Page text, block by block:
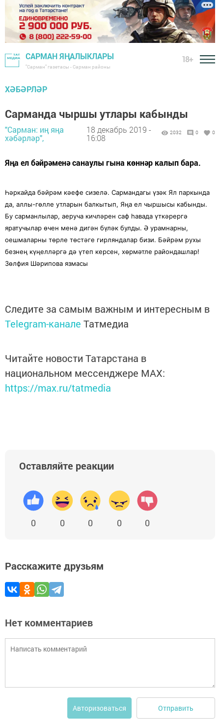
САРМАН ЯҢАЛЫКЛАРЫ
"Сарман" газетасы - Сарман районы
18+
ХӘБӘРЛӘР
Сарманда чыршы утлары кабынды
"Сарман: иң яңа
хәбәрләр",
18 декабрь 2019 -
16:08
2032 0 0
Яңа ел бәйрәменә санаулы гына көннәр калып бара.
Һәркайда бәйрәм кәефе сизелә. Сармандагы үзәк Ял паркында
да, аллы-гөлле утларын балкытып, Яңа ел чыршысы кабынды.
Бу сарманлылар, аеруча кичләрен саф һавада үткәрергә
яратучылар өчен менә дигән бүләк булды. Ә урамнарны,
оешмаларны төрле төстәге гирляндалар бизи. Бәйрәм рухы
безнең күңелләргә дә үтеп керсен, хөрмәтле райондашлар!
Зөлфия Шәрипова язмасы
Следите за самым важным и интересным в
Telegram-канале Татмедиа
Читайте новости Татарстана в
национальном мессенджере MАХ:
https://max.ru/tatmedia
Оставляйте реакции
0 0 0 0 0
Расскажите друзьям
Нет комментариев
Авторизоваться Отправить